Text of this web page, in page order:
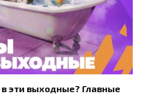
эти выходные? Главные